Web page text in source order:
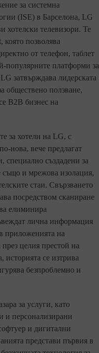
за системна
(ISE) в Барселона, LG
хотелски телевизори. Те
която позволява
от телефон, таблет
популярните платформи за
затвърждава лидерската
обществено ползване,
B2B бизнес на
за хотели на LG, с
нова, вече предлагат
специално създадени за
също и мрежова изолация,
стаи. Свързването
посредством сканиране
елиминира
лична информация
приложенията на
през целия престой на
историята се изтрива
безпроблемно и
за услуги, като
и персонализирани
и дигитални
представи първия в